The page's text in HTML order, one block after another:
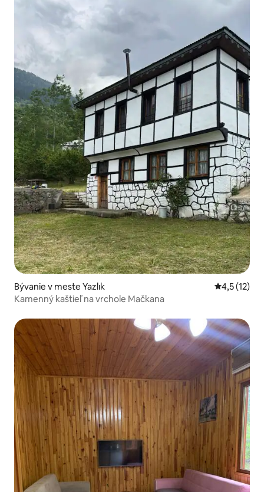
Bývanie v meste Yazlık Priemerné
4,5 (12)
Kamenný kaštieľ na vrchole Mačkana